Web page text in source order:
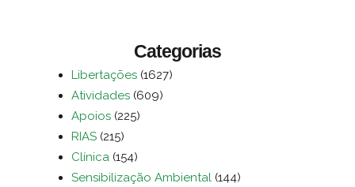
Categorias
Libertações (1627)
Atividades (609)
Apoios (225)
RIAS (215)
Clínica (154)
Sensibilização Ambiental (144)